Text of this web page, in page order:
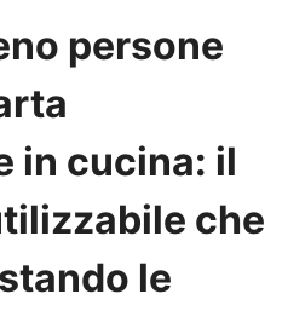
persone
in cucina: il
che
le